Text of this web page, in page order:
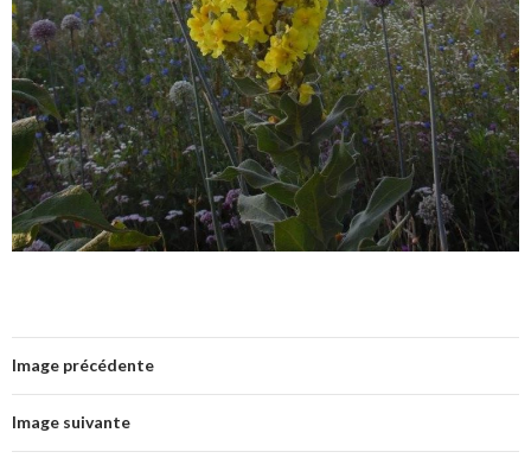
Image précédente
Image suivante